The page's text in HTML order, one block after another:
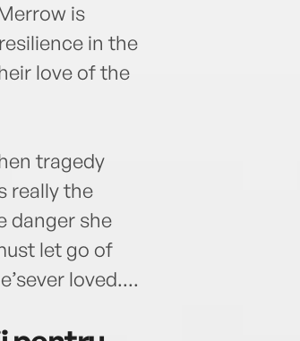
is
in the
love of the
tragedy
really the
danger she
let go of
loved....